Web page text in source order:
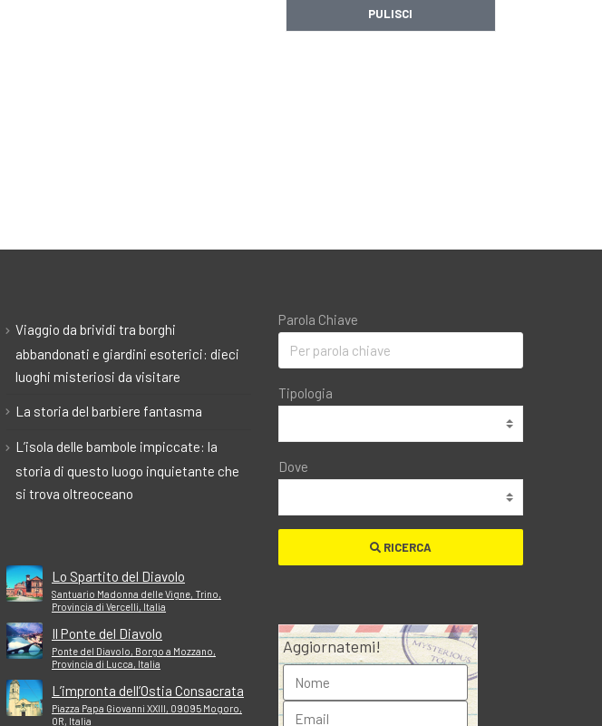
PULISCI
Viaggio da brividi tra borghi
abbandonati e giardini esoterici: dieci
luoghi misteriosi da visitare
La storia del barbiere fantasma
L’isola delle bambole impiccate: la
storia di questo luogo inquietante che
si trova oltreoceano
Lo Spartito del Diavolo
Santuario Madonna delle Vigne, Trino,
Provincia di Vercelli, Italia
Il Ponte del Diavolo
Ponte del Diavolo, Borgo a Mozzano,
Provincia di Lucca, Italia
L’impronta dell’Ostia Consacrata
Piazza Papa Giovanni XXIII, 09095 Mogoro,
OR, Italia
Parola Chiave
Tipologia
Dove
RICERCA
Aggiornatemi!